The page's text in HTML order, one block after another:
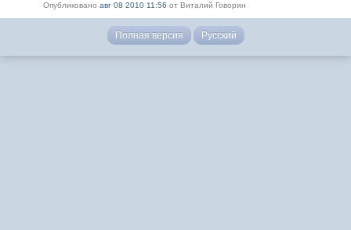
Опубликовано авг 08 2010 11:56 от Виталий Говорин
Полная версия Русский